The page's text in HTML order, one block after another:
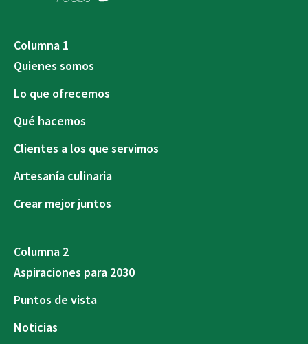
Columna 1
Quienes somos
Lo que ofrecemos
Qué hacemos
Clientes a los que servimos
Artesanía culinaria
Crear mejor juntos
Columna 2
Aspiraciones para 2030
Puntos de vista
Noticias